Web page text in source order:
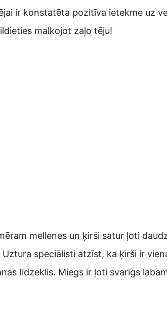
ir konstatēta pozitīva ietekme uz
malkojot zaļo tēju!
mellenes un ķirši satur ļoti
speciālisti atzīst, ka ķirši ir
līdzeklis. Miegs ir ļoti svarīgs